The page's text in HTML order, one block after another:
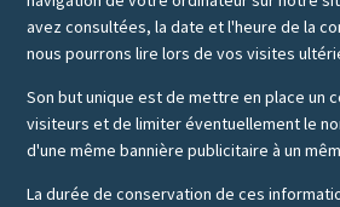
avez consultées, la date et l'heure de la
nous pourrons lire lors de vos visites
Son but unique est de mettre en place un
visiteurs et de limiter éventuellement le
d'une même bannière publicitaire à un
La durée de conservation de ces